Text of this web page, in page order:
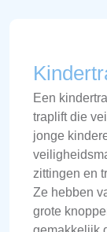
Een
traplift die
jonge
zittingen en
Ze hebben
grote